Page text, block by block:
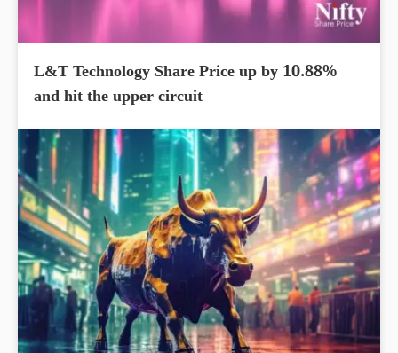
L&T Technology Share Price up by 10.88%
and hit the upper circuit